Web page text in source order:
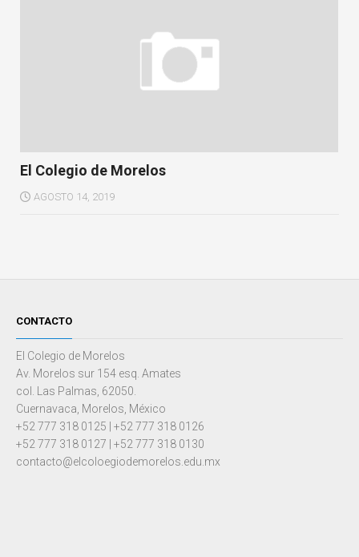
El Colegio de Morelos
AGOSTO 14, 2019
CONTACTO
El Colegio de Morelos
Av. Morelos sur 154 esq. Amates
col. Las Palmas, 62050.
Cuernavaca, Morelos, México
+52 777 318 0125 | +52 777 318 0126
+52 777 318 0127 | +52 777 318 0130
contacto@elcoloegiodemorelos.edu.mx